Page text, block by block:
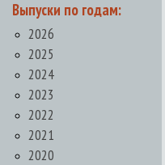
Выпуски по годам:
2026
2025
2024
2023
2022
2021
2020